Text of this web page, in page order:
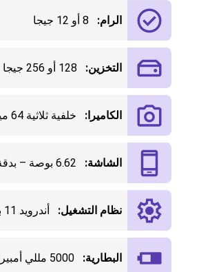
الرام: 8 أو 12 جيجا
التخزين: 128 أو 256 جيجا
الكاميرا: خلفية ثلاثية 64 ميجا بكسل، أمامية 16 ميجا بكسل
الشاشة: 6.62 بوصة – بدقة 1080×2400
نظام التشغيل: أندرويد 11 بواجهة Realme UI 3.0 (قابل للتحديث لأندرويد 12)
البطارية: 5000 مللي أمبير – شحن سلكي 65 واط – لا يدعم الشحن اللاسلكي